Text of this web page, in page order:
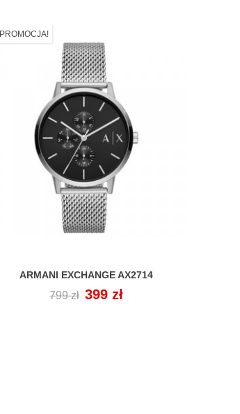
PROMOCJA!
ARMANI EXCHANGE AX2714
Cena
799 zł Cena
399 zł
